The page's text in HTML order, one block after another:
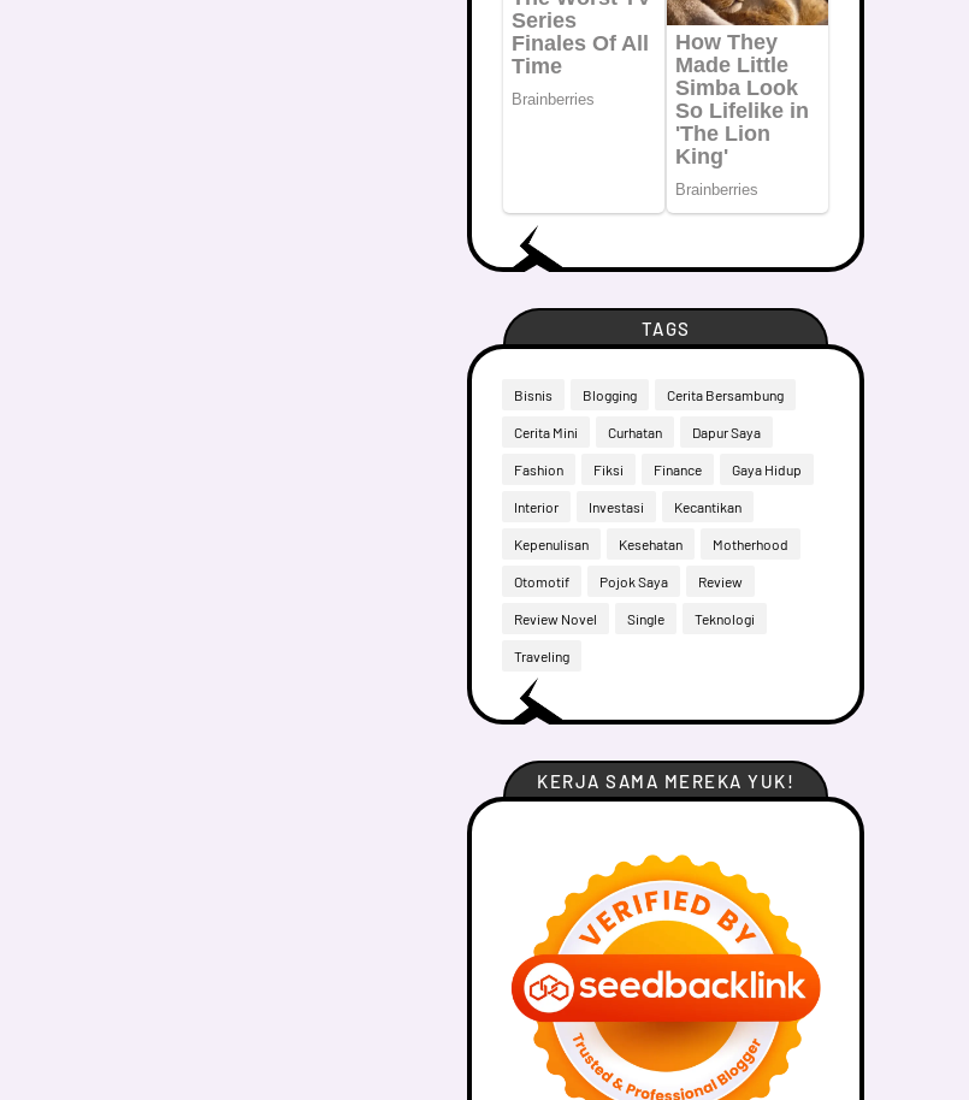
TAGS
Bisnis Blogging Cerita Bersambung
Cerita Mini Curhatan Dapur Saya
Fashion Fiksi Finance Gaya Hidup
Interior Investasi Kecantikan
Kepenulisan Kesehatan Motherhood
Otomotif Pojok Saya Review
Review Novel Single Teknologi
Traveling
KERJA SAMA MEREKA YUK!